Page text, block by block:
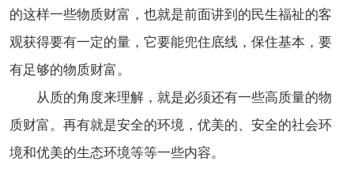
的这样一些物质财富，也就是前面讲到的民生福祉的客
观获得要有一定的量，它要能兜住底线，保住基本，要
有足够的物质财富。
从质的角度来理解，就是必须还有一些高质量的物
质财富。再有就是安全的环境，优美的、安全的社会环
境和优美的生态环境等等一些内容。